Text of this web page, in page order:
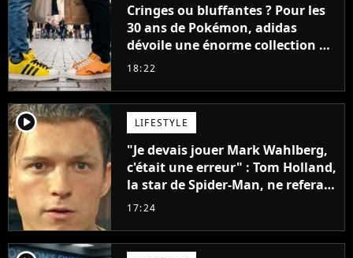
Cringes ou bluffantes ? Pour les
30 ans de Pokémon, adidas
dévoile une énorme collection de
sneakers et je ne sais pas quoi en
18:22
player2 LIFESTYLE
"Je devais jouer Mark Wahlberg,
c'était une erreur" : Tom Holland,
la star de Spider-Man, ne referait
pas ce blockbuster
17:24